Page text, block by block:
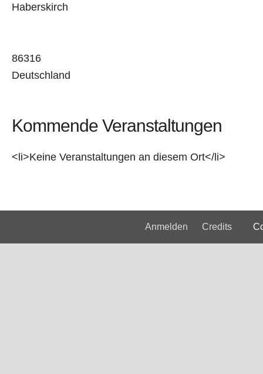
Haberskirch
86316
Deutschland
Kommende Veranstaltungen
<li>Keine Veranstaltungen an diesem Ort</li>
Anmelden Credits